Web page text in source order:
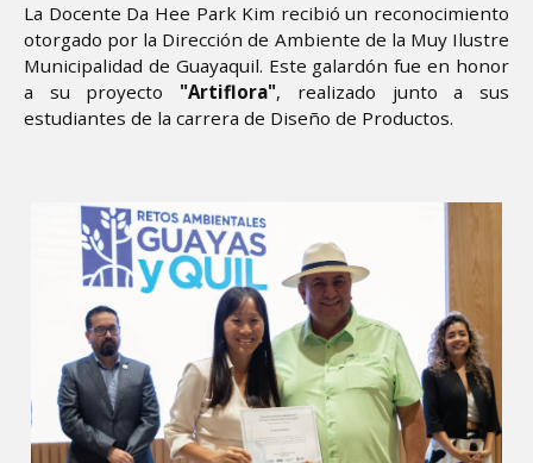
La Docente Da Hee Park Kim recibió un reconocimiento
otorgado por la Dirección de Ambiente de la Muy Ilustre
Municipalidad de Guayaquil. Este galardón fue en honor
a su proyecto "Artiflora", realizado junto a sus
estudiantes de la carrera de Diseño de Productos.